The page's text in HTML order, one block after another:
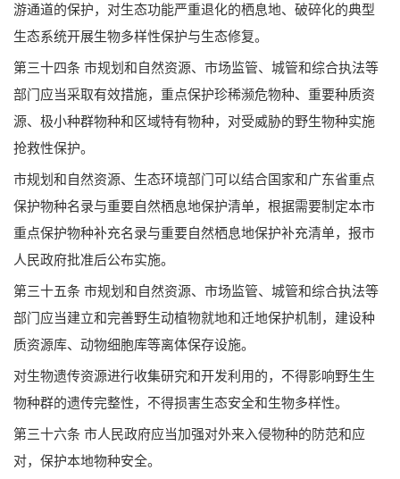
游通道的保护，对生态功能严重退化的栖息地、破碎化的典型
生态系统开展生物多样性保护与生态修复。
第三十四条 市规划和自然资源、市场监管、城管和综合执法等
部门应当采取有效措施，重点保护珍稀濒危物种、重要种质资
源、极小种群物种和区域特有物种，对受威胁的野生物种实施
抢救性保护。
市规划和自然资源、生态环境部门可以结合国家和广东省重点
保护物种名录与重要自然栖息地保护清单，根据需要制定本市
重点保护物种补充名录与重要自然栖息地保护补充清单，报市
人民政府批准后公布实施。
第三十五条 市规划和自然资源、市场监管、城管和综合执法等
部门应当建立和完善野生动植物就地和迁地保护机制，建设种
质资源库、动物细胞库等离体保存设施。
对生物遗传资源进行收集研究和开发利用的，不得影响野生生
物种群的遗传完整性，不得损害生态安全和生物多样性。
第三十六条 市人民政府应当加强对外来入侵物种的防范和应
对，保护本地物种安全。